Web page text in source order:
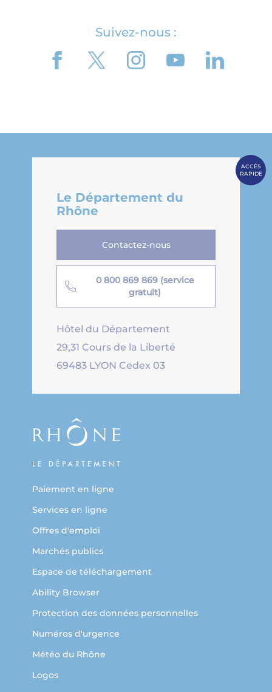
ACCÈS
RAPIDE
Suivez-nous :
Paiement en ligne
Services en ligne
Offres d'emploi
Marchés publics
Espace de téléchargement
Ability Browser
Protection des données personnelles
Numéros d'urgence
Météo du Rhône
Logos
Le Département du
Rhône
Contactez-nous
0 800 869 869 (service
gratuit)
Hôtel du Département
29,31 Cours de la Liberté
69483 LYON Cedex 03